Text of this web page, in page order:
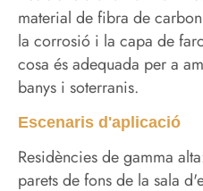
material de fibra de
la corrosió i la capa de
cosa és adequada per a
banys i soterranis.
Escenaris d'aplicació
Residències de gamma
parets de fons de la sala